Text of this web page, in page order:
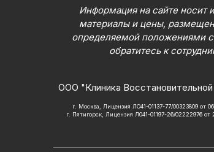
Информация на сайте носит
материалы и цены,
определяемой положениями
обратитесь к
ООО "Клиника
г. Москва, Лицензия ЛО41-01137-77/00323809 от
г. Пятигорск, Лицензия Л041-01197-26/02222976